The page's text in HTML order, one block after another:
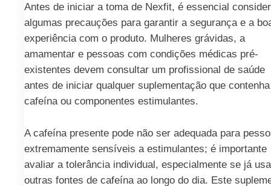
Antes de iniciar a toma de Nexfit, é essencial
algumas precauções para garantir a segurança e a
experiência com o produto. Mulheres grávidas, a
amamentar e pessoas com condições médicas pré-
existentes devem consultar um profissional de saúde
antes de iniciar qualquer suplementação que contenha
cafeína ou componentes estimulantes.
A cafeína presente pode não ser adequada para
extremamente sensíveis a estimulantes; é importante
avaliar a tolerância individual, especialmente se já usa
outras fontes de cafeína ao longo do dia. Este